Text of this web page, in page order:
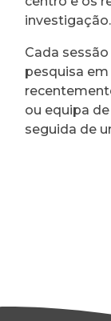
investigação.
Cada
pesquisa
ou equipa
seguida de